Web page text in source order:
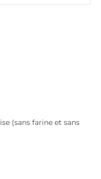
(sans farine et sans